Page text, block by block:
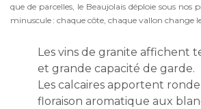
que de parcelles, le Beaujolais déploie sous nos
minuscule : chaque côte, chaque vallon change
Les vins de granite affichent
et grande capacité de garde.
Les calcaires apportent
floraison aromatique aux